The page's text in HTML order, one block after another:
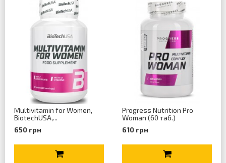
Multivitamin for Women,
BiotechUSA,...
650 грн
Progress Nutrition Pro
Woman (60 таб.)
610 грн